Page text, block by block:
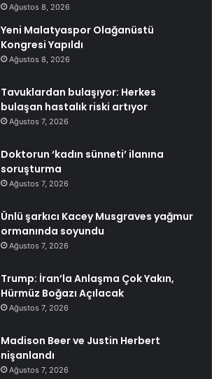
Ağustos 8, 2026
Yeni Malatyaspor Olağanüstü
Kongresi Yapıldı
Ağustos 8, 2026
Tavuklardan bulaşıyor: Herkes
bulaşan hastalık riski artıyor
Ağustos 7, 2026
Doktorun ‘kadın sünneti’ ilanına
soruşturma
Ağustos 7, 2026
Ünlü şarkıcı Kacey Musgraves yağmur
ormanında soyundu
Ağustos 7, 2026
Trump: İran’la Anlaşma Çok Yakın,
Hürmüz Boğazı Açılacak
Ağustos 7, 2026
Madison Beer ve Justin Herbert
nişanlandı
Ağustos 7, 2026